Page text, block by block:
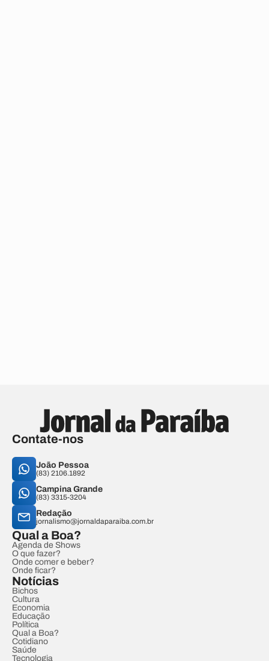
Contate-nos
João Pessoa
(83) 2106.1892
Campina Grande
(83) 3315-3204
Redação
jornalismo@jornaldaparaiba.com.br
Qual a Boa?
Agenda de Shows
O que fazer?
Onde comer e beber?
Onde ficar?
Notícias
Bichos
Cultura
Economia
Educação
Política
Qual a Boa?
Cotidiano
Saúde
Tecnologia